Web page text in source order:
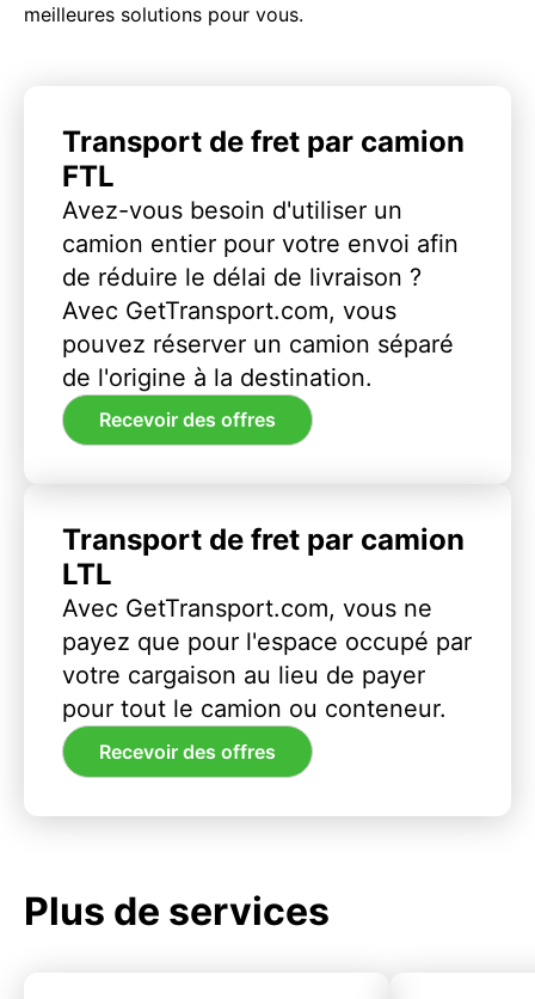
meilleures solutions pour vous.
Transport de fret par camion
FTL
Avez-vous besoin d'utiliser un
camion entier pour votre envoi afin
de réduire le délai de livraison ?
Avec GetTransport.com, vous
pouvez réserver un camion séparé
de l'origine à la destination.
Recevoir des offres
Transport de fret par camion
LTL
Avec GetTransport.com, vous ne
payez que pour l'espace occupé par
votre cargaison au lieu de payer
pour tout le camion ou conteneur.
Recevoir des offres
Plus de services